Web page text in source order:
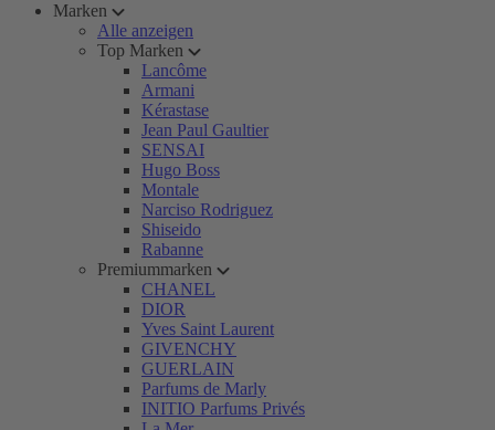
Marken
Alle anzeigen
Top Marken
Lancôme
Armani
Kérastase
Jean Paul Gaultier
SENSAI
Hugo Boss
Montale
Narciso Rodriguez
Shiseido
Rabanne
Premiummarken
CHANEL
DIOR
Yves Saint Laurent
GIVENCHY
GUERLAIN
Parfums de Marly
INITIO Parfums Privés